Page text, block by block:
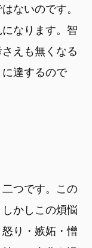
ないのです。
なります。智
えも無くなる
達するので
つです。この
かしこの煩悩
り・嫉妬・憎